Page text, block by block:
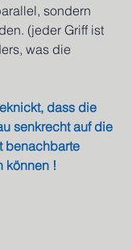
sondern
(jeder Griff ist
was die
dass die
senkrecht auf die
benachbarte
können !